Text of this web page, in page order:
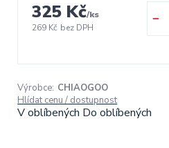
325 Kč/ks
269 Kč bez DPH
Výrobce: CHIAOGOO
Hlídat cenu / dostupnost
V oblíbených Do oblíbených